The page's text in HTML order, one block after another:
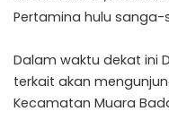
Pertamina hulu sanga-
Dalam waktu dekat ini
terkait akan
Kecamatan Muara